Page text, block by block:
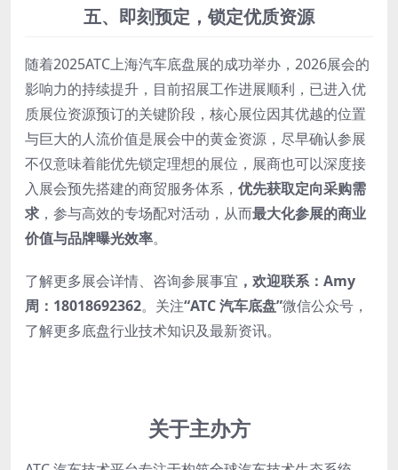
五、 即刻预定，锁定优质资源
随着2025ATC上海汽车底盘展的成功举办，2026展会的
影响力的持续提升，目前招展工作进展顺利，已进入优
质展位资源预订的关键阶段，核心展位因其优越的位置
与巨大的人流价值是展会中的黄金资源，尽早确认参展
不仅意味着能优先锁定理想的展位，展商也可以深度接
入展会预先搭建的商贸服务体系， 优先获取定向采购需
求 ，参与高效的专场配对活动，从而最大化参展的商业
价值与品牌曝光效率。
了解更多展会详情、咨询参展事宜 ， 欢迎联系： Amy
周：18018692362。关注“ATC 汽车底盘”微信公众号，
了解更多底盘行业技术知识及最新资讯。
关于主办方